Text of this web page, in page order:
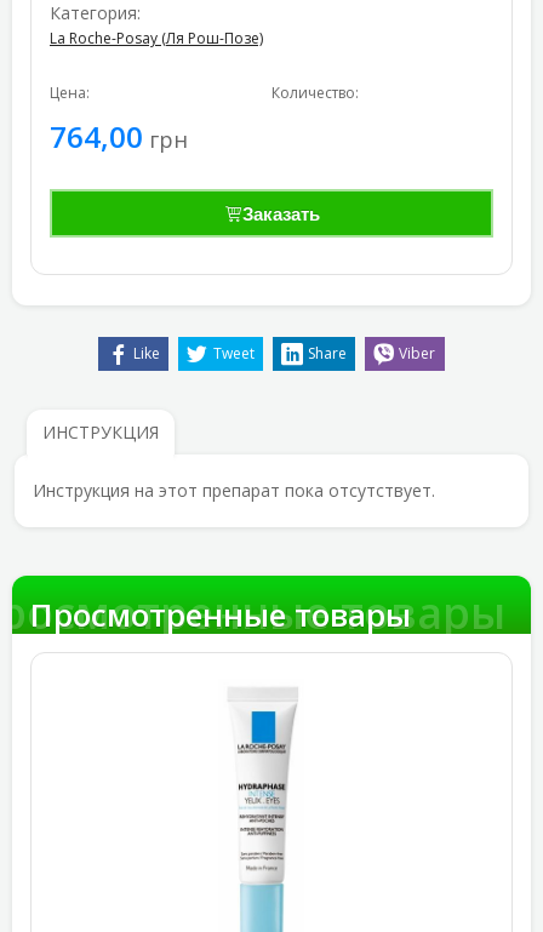
Категория:
La Roche-Posay (Ля Рош-Позе)
Цена:
764,00 грн
Количество:
Заказать
Like Tweet Share Viber
ИНСТРУКЦИЯ
Инструкция на этот препарат пока отсутствует.
товары
Просмотренные товары